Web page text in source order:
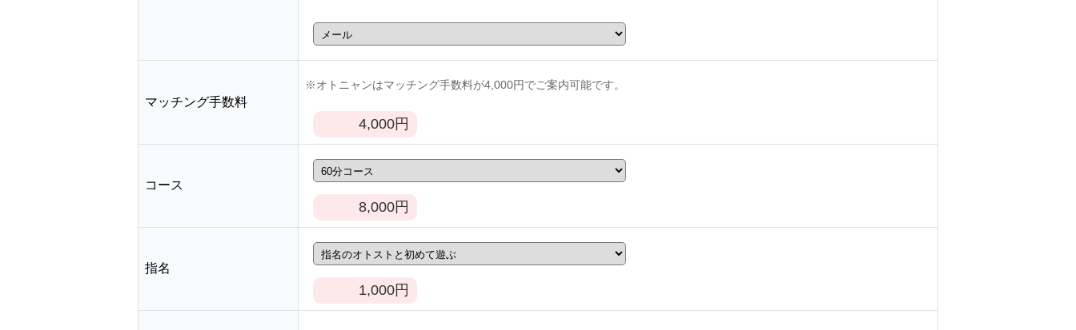
マッチング手数料
※オトニャンはマッチング手数料が4,000円でご案内可能です。
4,000円
コース
8,000円
指名
1,000円